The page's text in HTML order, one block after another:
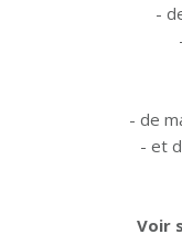
-
- de
- et
Voir